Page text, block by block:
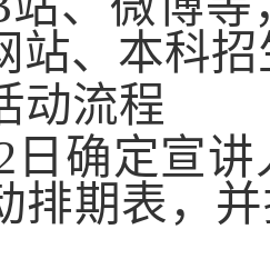
站、本科
动流程
日确定宣
排期表，